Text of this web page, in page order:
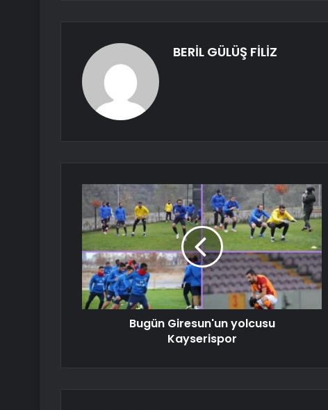
BERİL GÜLÜŞ FİLİZ
Bugün Giresun'un yolcusu
Kayserispor